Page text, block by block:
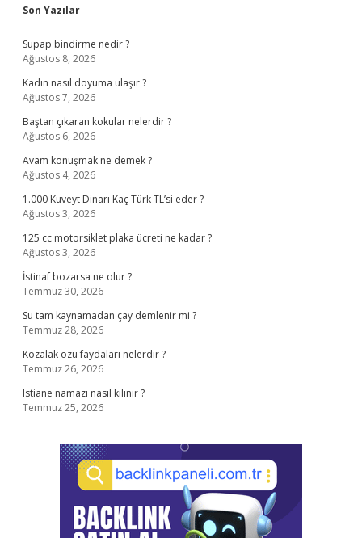
Sidebar
Son Yazılar
Supap bindirme nedir ?
Ağustos 8, 2026
Kadın nasıl doyuma ulaşır ?
Ağustos 7, 2026
Baştan çıkaran kokular nelerdir ?
Ağustos 6, 2026
Avam konuşmak ne demek ?
Ağustos 4, 2026
1.000 Kuveyt Dinarı Kaç Türk TL’si eder ?
Ağustos 3, 2026
125 cc motorsiklet plaka ücreti ne kadar ?
Ağustos 3, 2026
İstinaf bozarsa ne olur ?
Temmuz 30, 2026
Su tam kaynamadan çay demlenir mi ?
Temmuz 28, 2026
Kozalak özü faydaları nelerdir ?
Temmuz 26, 2026
Istiane namazı nasıl kılınır ?
Temmuz 25, 2026